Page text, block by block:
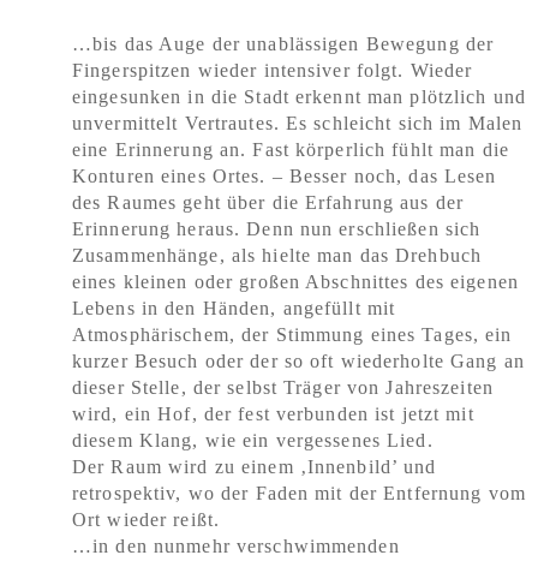
…bis das Auge der unablässigen Bewegung der
Fingerspitzen wieder intensiver folgt. Wieder
eingesunken in die Stadt erkennt man plötzlich und
unvermittelt Vertrautes. Es schleicht sich im Malen
eine Erinnerung an. Fast körperlich fühlt man die
Konturen eines Ortes. – Besser noch, das Lesen
des Raumes geht über die Erfahrung aus der
Erinnerung heraus. Denn nun erschließen sich
Zusammenhänge, als hielte man das Drehbuch
eines kleinen oder großen Abschnittes des eigenen
Lebens in den Händen, angefüllt mit
Atmosphärischem, der Stimmung eines Tages, ein
kurzer Besuch oder der so oft wiederholte Gang an
dieser Stelle, der selbst Träger von Jahreszeiten
wird, ein Hof, der fest verbunden ist jetzt mit
diesem Klang, wie ein vergessenes Lied.
Der Raum wird zu einem ‚Innenbild’ und
retrospektiv, wo der Faden mit der Entfernung vom
Ort wieder reißt.
…in den nunmehr verschwimmenden